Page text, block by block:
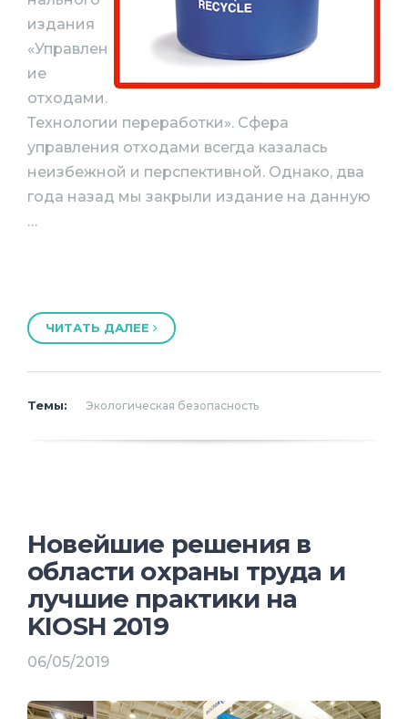
издания
«Управлен
ие
отходами.
Технологии переработки». Сфера
управления отходами всегда казалась
неизбежной и перспективной. Однако, два
года назад мы закрыли издание на данную
…
ЧИТАТЬ ДАЛЕЕ
Темы: Экологическая безопасность
Новейшие решения в
области охраны труда и
лучшие практики на
KIOSH 2019
06/05/2019